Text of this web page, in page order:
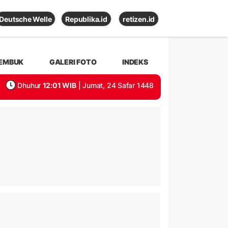
Deutsche Welle Republika.id retizen.id
GALERI FOTO INDEKS
Dhuhur 12:01 WIB | Jumat, 24 Safar 1448